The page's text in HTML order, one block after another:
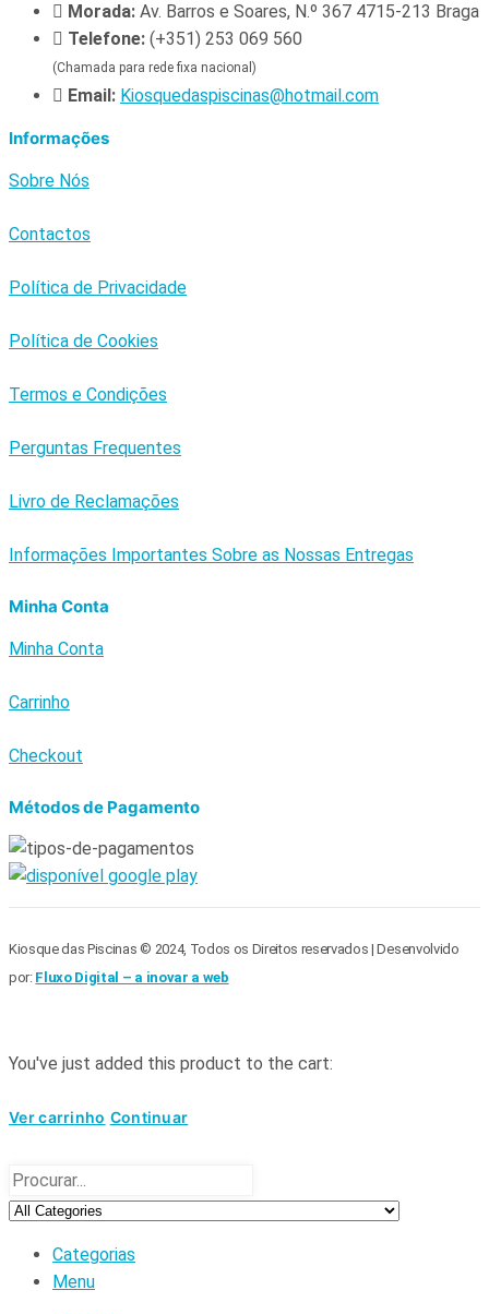
Morada: Av. Barros e Soares, N.º 367 4715-213 Braga
Telefone: (+351) 253 069 560
(Chamada para rede fixa nacional)
Email: Kiosquedaspiscinas@hotmail.com
Informações
Sobre Nós
Contactos
Política de Privacidade
Política de Cookies
Termos e Condições
Perguntas Frequentes
Livro de Reclamações
Informações Importantes Sobre as Nossas Entregas
Minha Conta
Minha Conta
Carrinho
Checkout
Métodos de Pagamento
Kiosque das Piscinas © 2024, Todos os Direitos reservados | Desenvolvido
por: Fluxo Digital – a inovar a web
You've just added this product to the cart:
Ver carrinho Continuar
Categorias
Menu